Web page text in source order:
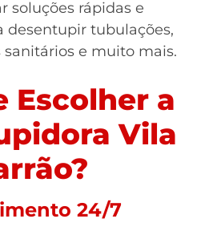
soluções rápidas e
desentupir tubulações,
sanitários e muito mais.
Escolher a
Vila
24/7